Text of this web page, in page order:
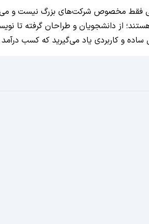
فقط مخصوص شرکت‌های بزرگ نیست و
دانشجویان و طراحان گرفته تا
ساده و کاربردی یاد می‌گیرید که